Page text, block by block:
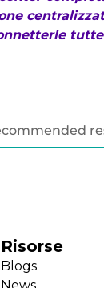
Risorse
Blogs